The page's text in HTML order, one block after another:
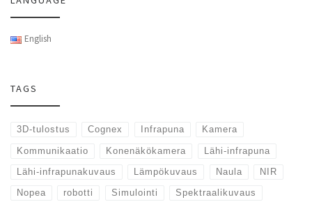
English
TAGS
3D-tulostus Cognex Infrapuna Kamera
Kommunikaatio Konenäkökamera Lähi-infrapuna
Lähi-infrapunakuvaus Lämpökuvaus Naula NIR
Nopea robotti Simulointi Spektraalikuvaus